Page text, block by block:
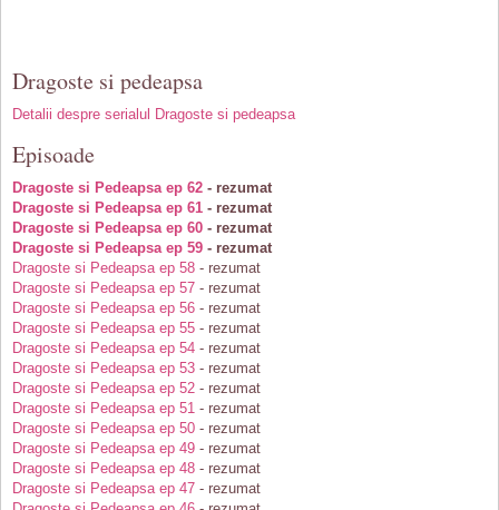
Dragoste si pedeapsa
Detalii despre serialul Dragoste si pedeapsa
Episoade
Dragoste si Pedeapsa ep 62 - rezumat
Dragoste si Pedeapsa ep 61 - rezumat
Dragoste si Pedeapsa ep 60 - rezumat
Dragoste si Pedeapsa ep 59 - rezumat
Dragoste si Pedeapsa ep 58 - rezumat
Dragoste si Pedeapsa ep 57 - rezumat
Dragoste si Pedeapsa ep 56 - rezumat
Dragoste si Pedeapsa ep 55 - rezumat
Dragoste si Pedeapsa ep 54 - rezumat
Dragoste si Pedeapsa ep 53 - rezumat
Dragoste si Pedeapsa ep 52 - rezumat
Dragoste si Pedeapsa ep 51 - rezumat
Dragoste si Pedeapsa ep 50 - rezumat
Dragoste si Pedeapsa ep 49 - rezumat
Dragoste si Pedeapsa ep 48 - rezumat
Dragoste si Pedeapsa ep 47 - rezumat